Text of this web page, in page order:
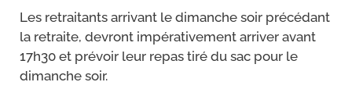
Les retrai­tants arri­vant le dimanche soir pré­cé­dant
la retraite, devront impé­ra­ti­ve­ment arri­ver avant
17h30 et pré­voir leur repas tiré du sac pour le
dimanche soir.